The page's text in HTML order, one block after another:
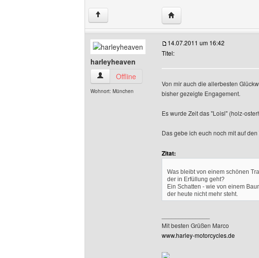
↑ Website dieses Benutzers
harleyheaven
harleyheaven Benutzer-Profile anzeigen
Offline
Wohnort: München
14.07.2011 um 16:42
Titel:
Von mir auch die allerbesten
bisher gezeigte Engagement.
Es wurde Zeit das "Loisl" (holz-
Das gebe ich euch noch mit auf den
Zitat:
Was bleibt von einem schönen
der in Erfüllung geht?
Ein Schatten - wie von einem
der heute nicht mehr steht.
Mit besten Grüßen Marco
www.harley-motorcycles.de